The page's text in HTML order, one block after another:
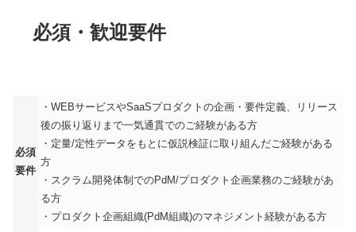
必須・歓迎要件
必須
要件
・WEBサービスやSaaSプロダクトの企画・要件定義、リリース
後の振り返りまで一気通貫でのご経験がある方
・定量/定性データをもとに仮説検証に取り組んだご経験がある
方
・スクラム開発体制でのPdM/プロダクト企画業務のご経験があ
る方
・プロダクト企画組織(PdM組織)のマネジメント経験がある方